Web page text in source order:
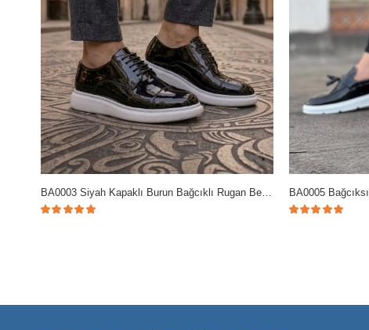
BA0003 Siyah Kapaklı Burun Bağcıklı Rugan Beyaz Taban Erkek Oxford Ayakkabı